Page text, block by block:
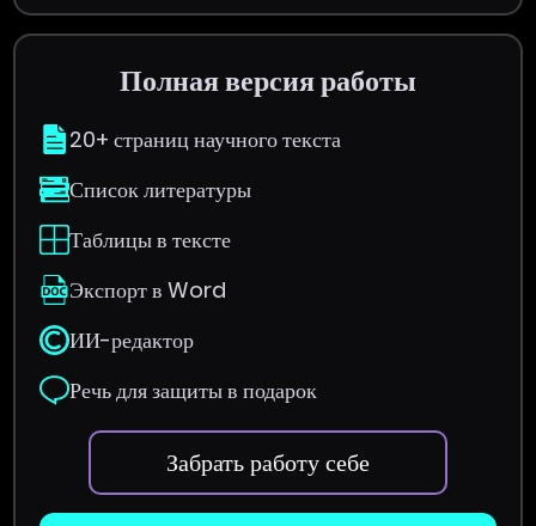
Полная версия работы
20+ страниц научного текста
Список литературы
Таблицы в тексте
Экспорт в Word
ИИ-редактор
Речь для защиты в подарок
Забрать работу себе